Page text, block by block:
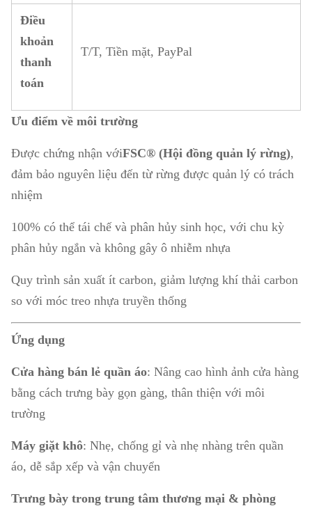
Điều
khoản
thanh
toán
T/T, Tiền mặt, PayPal
Ưu điểm về môi trường
Được chứng nhận vớiFSC® (Hội đồng quản lý rừng),
đảm bảo nguyên liệu đến từ rừng được quản lý có trách
nhiệm
100% có thể tái chế và phân hủy sinh học, với chu kỳ
phân hủy ngắn và không gây ô nhiễm nhựa
Quy trình sản xuất ít carbon, giảm lượng khí thải carbon
so với móc treo nhựa truyền thống
Ứng dụng
Cửa hàng bán lẻ quần áo: Nâng cao hình ảnh cửa hàng
bằng cách trưng bày gọn gàng, thân thiện với môi
trường
Máy giặt khô: Nhẹ, chống gỉ và nhẹ nhàng trên quần
áo, dễ sắp xếp và vận chuyển
Trưng bày trong trung tâm thương mại & phòng